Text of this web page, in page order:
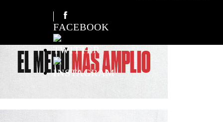
FACEBOOK
TWITTER
INSTAGRAM